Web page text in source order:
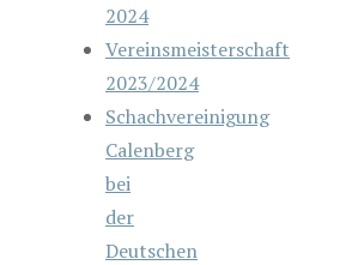
2024
Vereinsmeisterschaft
2023/2024
Schachvereinigung
Calenberg
bei
der
Deutschen